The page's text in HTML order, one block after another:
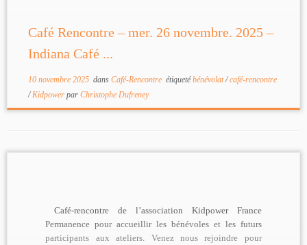
Café Rencontre – mer. 26 novembre. 2025 –
Indiana Café ...
10 novembre 2025dans Café-Rencontre étiquetébénévolat/café-rencontre
/Kidpower par Christophe Dufreney
Café-rencontre de l’association Kidpower France
Permanence pour accueillir les bénévoles et les futurs
participants aux ateliers. Venez nous rejoindre pour